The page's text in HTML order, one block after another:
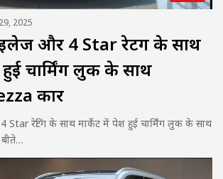
2025
और 4 Star रेटिंग के साथ
चार्मिंग लुक के साथ
कार
रेटिंग के साथ मार्केट में पेश हुई चार्मिंग लुक के साथ